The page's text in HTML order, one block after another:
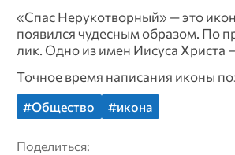
«Спас Нерукотворный» — это
появился чудесным образом. По
лик. Одно из имен Иисуса Христа
Точное время написания иконы
#Общество #икона
Поделиться: